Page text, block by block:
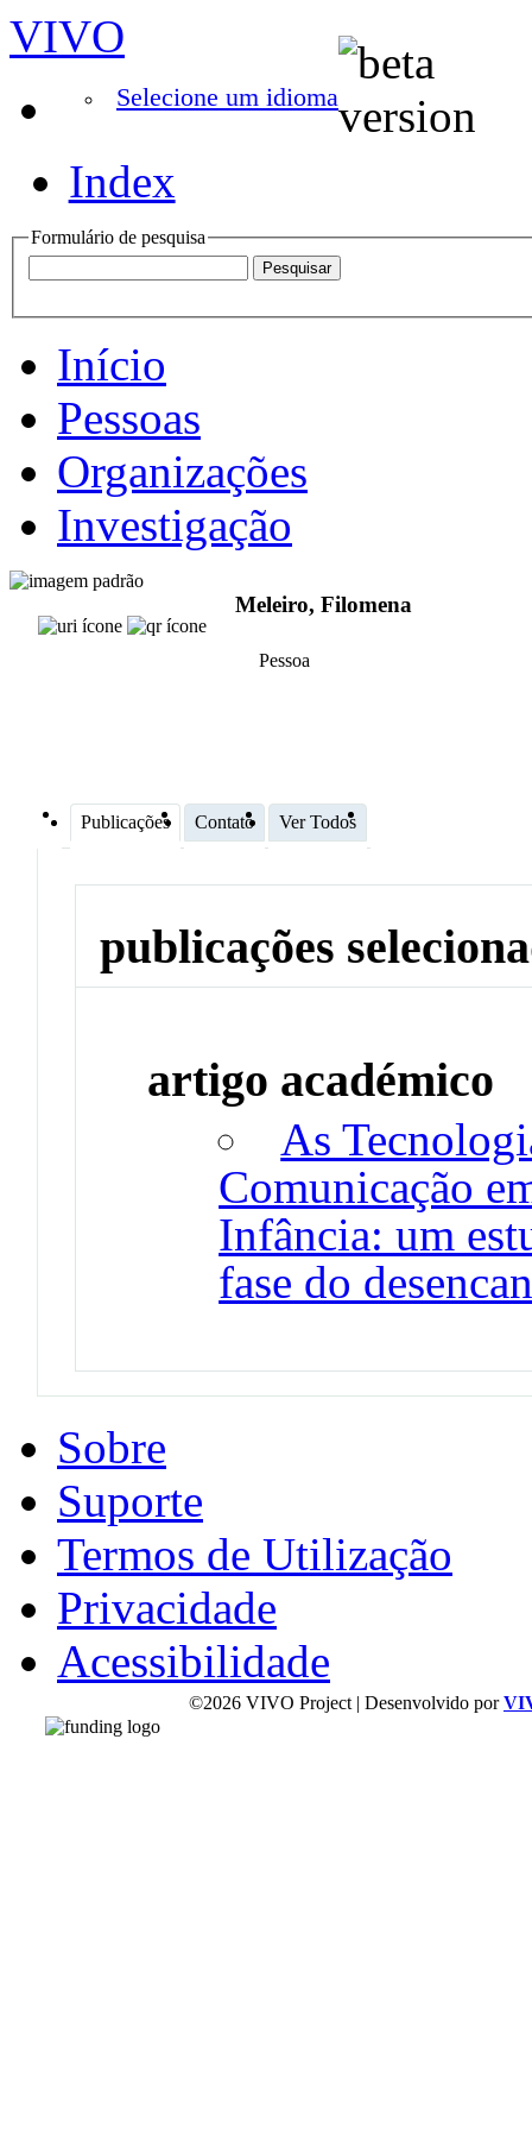
VIVO
Selecione um idioma
Index
Formulário de pesquisa
Início
Pessoas
Organizações
Investigação
Meleiro, Filomena
Pessoa
Publicações Contato Ver Todos
publicações
artigo académico
As
Comunicação
Infância: um
fase do
Sobre
Suporte
Termos de Utilização
Privacidade
Acessibilidade
©2026 VIVO Project | Desenvolvido por